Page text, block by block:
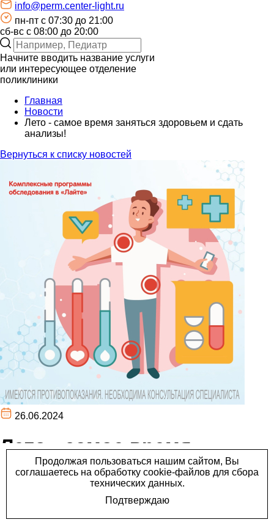
info@perm.center-light.ru
пн-пт c 07:30 до 21:00
сб-вс с 08:00 до 20:00
Начните вводить название услуги
или интересующее отделение
поликлиники
Главная
Новости
Лето - самое время заняться здоровьем и сдать
анализы!
Вернуться к списку новостей
26.06.2024
Лето - самое время
заняться здоровьем и
сдать анализы!
Лето - самое время заняться здоровьем и сдать